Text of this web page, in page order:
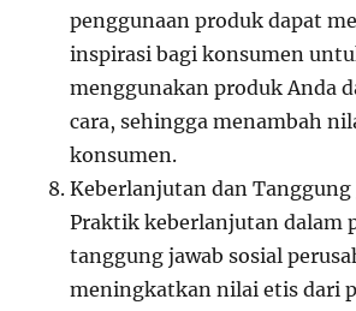
penggunaan produk dapat
inspirasi bagi konsumen
menggunakan produk Anda
cara, sehingga menambah
konsumen.
Keberlanjutan dan Tanggung
Praktik keberlanjutan dalam
tanggung jawab sosial
meningkatkan nilai etis dari